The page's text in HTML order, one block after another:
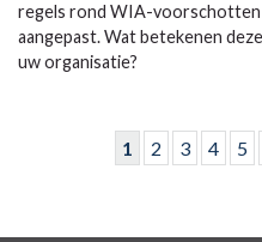
regels rond WIA-voorschotten
aangepast. Wat betekenen
uw organisatie?
1 2 3 4 5